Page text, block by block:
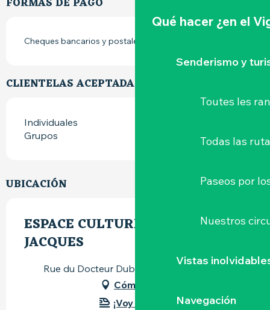
Qué hacer ¿en el
Senderismo y
Toutes les
Todas las
Paseos por
Nuestros
Vistas
Navegación
FORMAS DE PAGO
Cheques bancarios y postales
CLIENTELAS ACEPTADAS
Individuales
Grupos
UBICACIÓN
ESPACE CULTUREL SAINT-
JACQUES
Rue du Docteur Duboueix, 44190 Clisson
Cómo llegar
¡Voy en tren!